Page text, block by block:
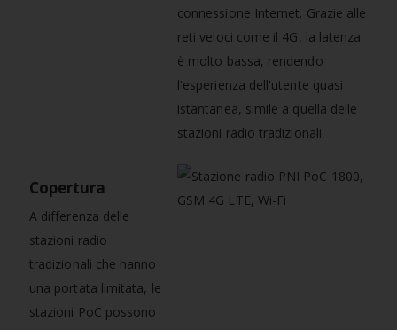
connessione Internet. Grazie alle
reti veloci come il 4G, la latenza
è molto bassa, rendendo
l'esperienza dell'utente quasi
istantanea, simile a quella delle
stazioni radio tradizionali.
Copertura
A differenza delle
stazioni radio
tradizionali che hanno
una portata limitata, le
stazioni PoC possono